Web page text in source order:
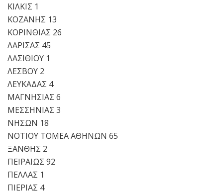
ΚΙΛΚΙΣ 1
ΚΟΖΑΝΗΣ 13
ΚΟΡΙΝΘΙΑΣ 26
ΛΑΡΙΣΑΣ 45
ΛΑΣΙΘΙΟΥ 1
ΛΕΣΒΟΥ 2
ΛΕΥΚΑΔΑΣ 4
ΜΑΓΝΗΣΙΑΣ 6
ΜΕΣΣΗΝΙΑΣ 3
ΝΗΣΩΝ 18
ΝΟΤΙΟΥ ΤΟΜΕΑ ΑΘΗΝΩΝ 65
ΞΑΝΘΗΣ 2
ΠΕΙΡΑΙΩΣ 92
ΠΕΛΛΑΣ 1
ΠΙΕΡΙΑΣ 4